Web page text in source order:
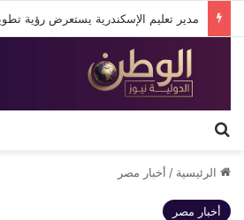
الرئيسية / أخبار مصر
أخبار مصر